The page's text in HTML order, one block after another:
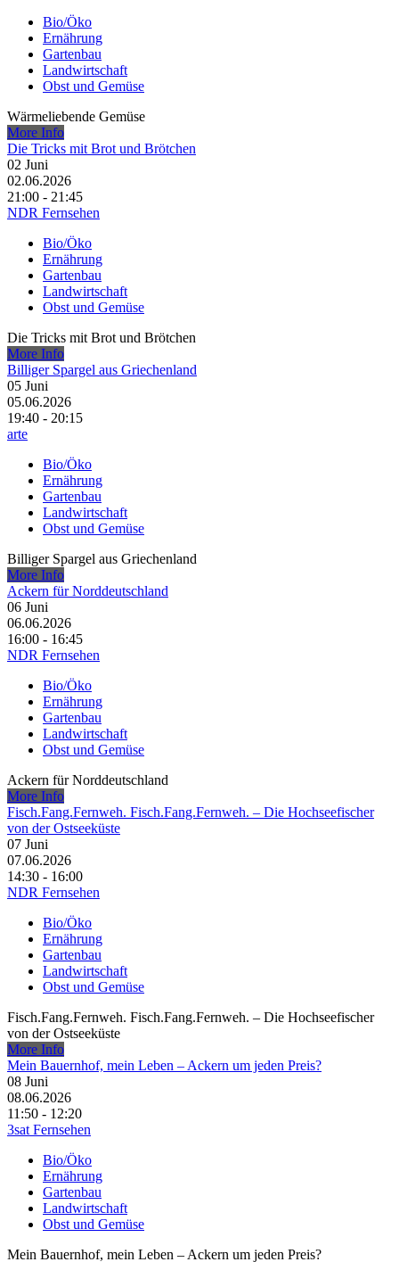
Bio/Öko
Ernährung
Gartenbau
Landwirtschaft
Obst und Gemüse
Wärmeliebende Gemüse
More Info
Die Tricks mit Brot und Brötchen
02 Juni
02.06.2026
21:00 - 21:45
NDR Fernsehen
Bio/Öko
Ernährung
Gartenbau
Landwirtschaft
Obst und Gemüse
Die Tricks mit Brot und Brötchen
More Info
Billiger Spargel aus Griechenland
05 Juni
05.06.2026
19:40 - 20:15
arte
Bio/Öko
Ernährung
Gartenbau
Landwirtschaft
Obst und Gemüse
Billiger Spargel aus Griechenland
More Info
Ackern für Norddeutschland
06 Juni
06.06.2026
16:00 - 16:45
NDR Fernsehen
Bio/Öko
Ernährung
Gartenbau
Landwirtschaft
Obst und Gemüse
Ackern für Norddeutschland
More Info
Fisch.Fang.Fernweh. Fisch.Fang.Fernweh. – Die Hochseefischer
von der Ostseeküste
07 Juni
07.06.2026
14:30 - 16:00
NDR Fernsehen
Bio/Öko
Ernährung
Gartenbau
Landwirtschaft
Obst und Gemüse
Fisch.Fang.Fernweh. Fisch.Fang.Fernweh. – Die Hochseefischer
von der Ostseeküste
More Info
Mein Bauernhof, mein Leben – Ackern um jeden Preis?
08 Juni
08.06.2026
11:50 - 12:20
3sat Fernsehen
Bio/Öko
Ernährung
Gartenbau
Landwirtschaft
Obst und Gemüse
Mein Bauernhof, mein Leben – Ackern um jeden Preis?